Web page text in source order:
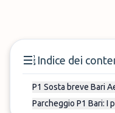
Indice dei
P1 Sosta breve Bari
Parcheggio P1 Bari: I